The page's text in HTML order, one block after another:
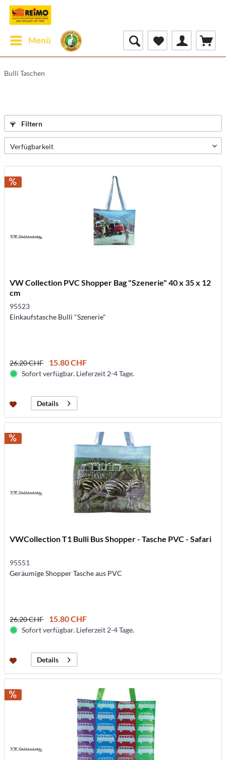
Menü
Bulli Taschen
Filtern
VW Collection PVC Shopper Bag "Szenerie" 40 x 35 x 12
cm
95523
Einkaufstasche Bulli "Szenerie"
26.20 CHF 15.80 CHF
Sofort verfügbar. Lieferzeit 2-4 Tage.
Details
VWCollection T1 Bulli Bus Shopper - Tasche PVC - Safari
95551
Geräumige Shopper Tasche aus PVC
26.20 CHF 15.80 CHF
Sofort verfügbar. Lieferzeit 2-4 Tage.
Details